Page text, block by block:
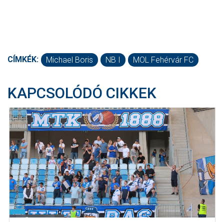
CÍMKÉK: Michael Boris NB I MOL Fehérvár FC
KAPCSOLÓDÓ CIKKEK